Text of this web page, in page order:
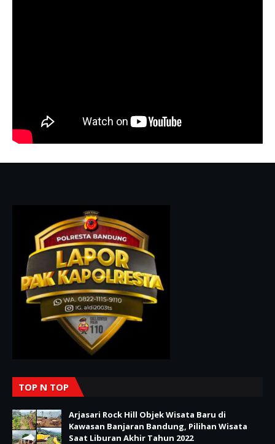
TOP N TOP
Arjasari Rock Hill Objek Wisata Baru di
Kawasan Banjaran Bandung, Pilihan Wisata
Saat Liburan Akhir Tahun 2022